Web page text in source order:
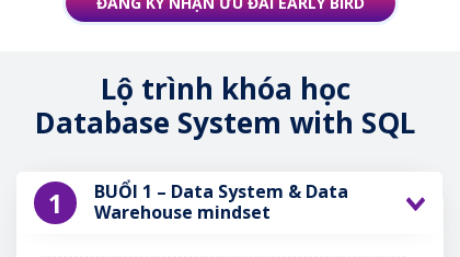
BUỔI 1 – Data System & Data
Warehouse mindset
1
Lộ trình khóa học
Database System with SQL